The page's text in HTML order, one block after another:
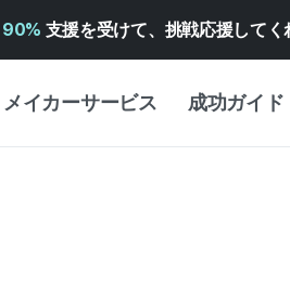
90% 支援を受けて、挑戦応援してく
メイカーサービス 成功ガイド